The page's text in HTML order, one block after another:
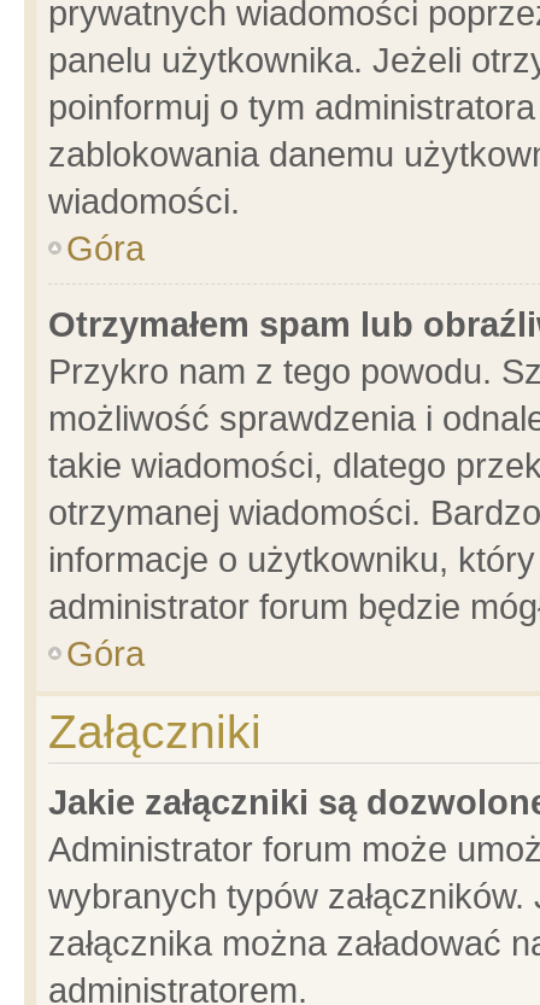
prywatnych wiadomości
panelu użytkownika. Jeżeli
poinformuj o tym
zablokowania danemu
wiadomości.
Góra
Otrzymałem spam lub
Przykro nam z tego powodu.
możliwość sprawdzenia i
takie wiadomości, dlatego
otrzymanej wiadomości.
informacje o użytkowniku,
administrator forum będzie
Góra
Załączniki
Jakie załączniki są
Administrator forum może
wybranych typów
załącznika można załadować
administratorem.